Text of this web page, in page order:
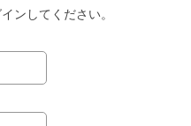
ンしてください。